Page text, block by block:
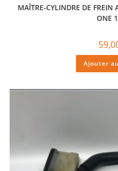
MAÎTRE-CYLINDRE DE
ONE
Ajouter